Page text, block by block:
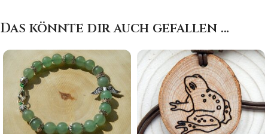
Das könnte dir auch gefallen …